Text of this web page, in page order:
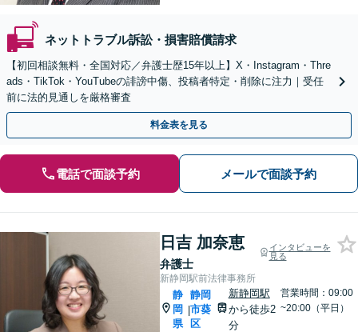
ネットトラブル訴訟・損害賠償請求
【初回相談無料・全国対応／弁護士歴15年以上】X・Instagram・Thre
ads・TikTok・YouTubeの誹謗中傷、投稿者特定・削除に注力｜受任
前に法的見通しを厳格審査
料金表を見る
電話で面談予約 メールで面談予約
日吉 加奈恵
弁護士
インタビューを
見る
新静岡駅前法律事務所
静
岡
県
|
静岡
市葵
区
新静岡駅
から徒歩2
分
営業時間：09:00
~20:00（平日）